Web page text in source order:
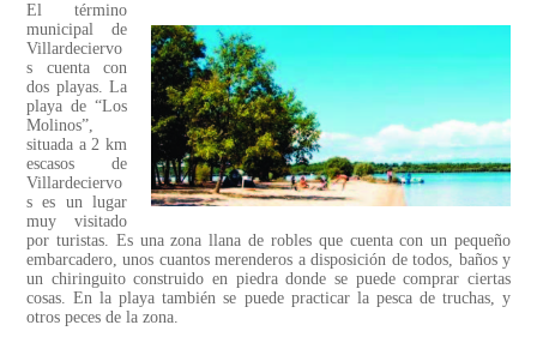
El término
municipal de
Villardeciervo
s cuenta con
dos playas. La
playa de “Los
Molinos”,
situada a 2 km
escasos de
Villardeciervo
s es un lugar
muy visitado
por turistas. Es una zona llana de robles que cuenta con un pequeño
embarcadero, unos cuantos merenderos a disposición de todos, baños y
un chiringuito construido en piedra donde se puede comprar ciertas
cosas. En la playa también se puede practicar la pesca de truchas, y
otros peces de la zona.